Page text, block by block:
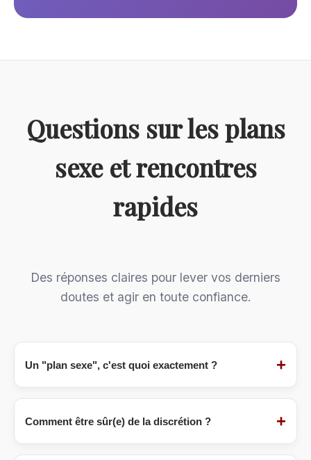
Questions sur les plans
sexe et rencontres
rapides
Des réponses claires pour lever vos derniers
doutes et agir en toute confiance.
Un "plan sexe", c'est quoi exactement ? +
Unplan sexe(ou "plan cul") désigne une
rencontre à but purement sexuel, sans
consensus entre adultes pour partager du
Comment être sûr(e) de la discrétion ? +
La discrétion est notre marque de fabrique.